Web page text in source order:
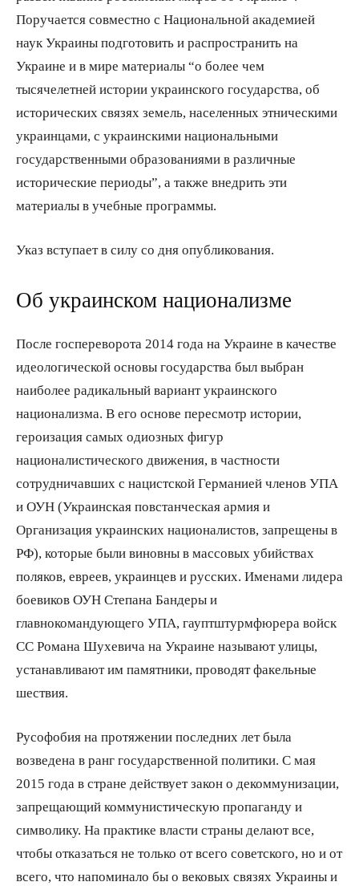
Поручается совместно с Национальной академией
наук Украины подготовить и распространить на
Украине и в мире материалы “о более чем
тысячелетней истории украинского государства, об
исторических связях земель, населенных этническими
украинцами, с украинскими национальными
государственными образованиями в различные
исторические периоды”, а также внедрить эти
материалы в учебные программы.
Указ вступает в силу со дня опубликования.
Об украинском национализме
После госпереворота 2014 года на Украине в качестве
идеологической основы государства был выбран
наиболее радикальный вариант украинского
национализма. В его основе пересмотр истории,
героизация самых одиозных фигур
националистического движения, в частности
сотрудничавших с нацистской Германией членов УПА
и ОУН (Украинская повстанческая армия и
Организация украинских националистов, запрещены в
РФ), которые были виновны в массовых убийствах
поляков, евреев, украинцев и русских. Именами лидера
боевиков ОУН Степана Бандеры и
главнокомандующего УПА, гауптштурмфюрера войск
СС Романа Шухевича на Украине называют улицы,
устанавливают им памятники, проводят факельные
шествия.
Русофобия на протяжении последних лет была
возведена в ранг государственной политики. С мая
2015 года в стране действует закон о декоммунизации,
запрещающий коммунистическую пропаганду и
символику. На практике власти страны делают все,
чтобы отказаться не только от всего советского, но и от
всего, что напоминало бы о вековых связях Украины и